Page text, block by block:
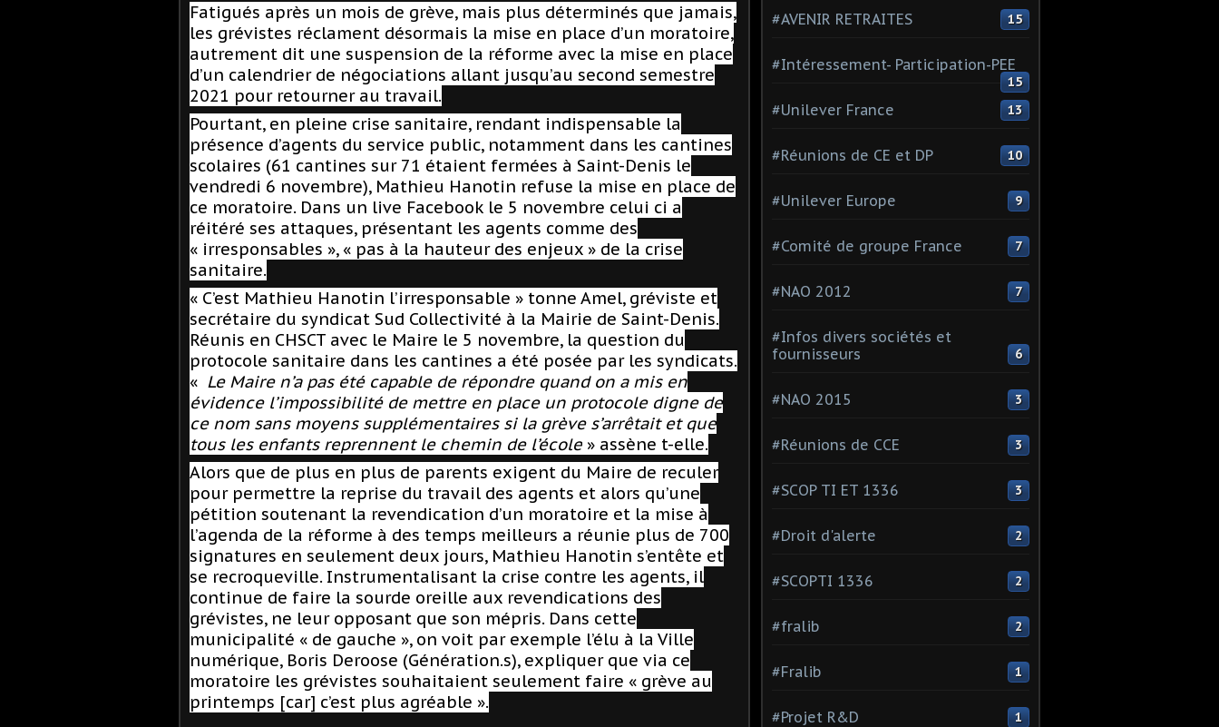
Fatigués après un mois de grève, mais plus déterminés que jamais,
les grévistes réclament désormais la mise en place d’un moratoire,
autrement dit une suspension de la réforme avec la mise en place
d’un calendrier de négociations allant jusqu’au second semestre
2021 pour retourner au travail.
Pourtant, en pleine crise sanitaire, rendant indispensable la
présence d’agents du service public, notamment dans les cantines
scolaires (61 cantines sur 71 étaient fermées à Saint-Denis le
vendredi 6 novembre), Mathieu Hanotin refuse la mise en place de
ce moratoire. Dans un live Facebook le 5 novembre celui ci a
réitéré ses attaques, présentant les agents comme des
« irresponsables », « pas à la hauteur des enjeux » de la crise
sanitaire.
« C’est Mathieu Hanotin l’irresponsable » tonne Amel, gréviste et
secrétaire du syndicat Sud Collectivité à la Mairie de Saint-Denis.
Réunis en CHSCT avec le Maire le 5 novembre, la question du
protocole sanitaire dans les cantines a été posée par les syndicats.
« Le Maire n’a pas été capable de répondre quand on a mis en
évidence l’impossibilité de mettre en place un protocole digne de
ce nom sans moyens supplémentaires si la grève s’arrêtait et que
tous les enfants reprennent le chemin de l’école » assène t-elle.
Alors que de plus en plus de parents exigent du Maire de reculer
pour permettre la reprise du travail des agents et alors qu’une
pétition soutenant la revendication d’un moratoire et la mise à
l’agenda de la réforme à des temps meilleurs a réunie plus de 700
signatures en seulement deux jours, Mathieu Hanotin s’entête et
se recroqueville. Instrumentalisant la crise contre les agents, il
continue de faire la sourde oreille aux revendications des
grévistes, ne leur opposant que son mépris. Dans cette
municipalité « de gauche », on voit par exemple l’élu à la Ville
numérique, Boris Deroose (Génération.s), expliquer que via ce
moratoire les grévistes souhaitaient seulement faire « grève au
printemps [car] c’est plus agréable ».
#AVENIR RETRAITES 15
#Intéressement- Participation-PEE
15
#Unilever France 13
#Réunions de CE et DP 10
#Unilever Europe 9
#Comité de groupe France 7
#NAO 2012 7
#Infos divers sociétés et
fournisseurs
6
#NAO 2015 3
#Réunions de CCE 3
#SCOP TI ET 1336 3
#Droit d'alerte 2
#SCOPTI 1336 2
#fralib 2
#Fralib 1
#Projet R&D 1